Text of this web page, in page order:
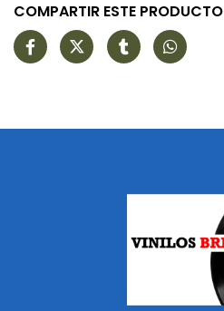
COMPARTIR ESTE PRODUCTO